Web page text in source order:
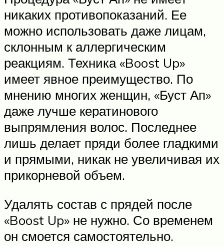
никаких противопоказаний. Ее
можно использовать даже лицам,
склонным к аллергическим
реакциям. Техника «Boost Up»
имеет явное преимущество. По
мнению многих женщин, «Буст Ап»
даже лучше кератинового
выпрямления волос. Последнее
лишь делает пряди более гладкими
и прямыми, никак не увеличивая их
прикорневой объем.
Удалять состав с прядей после
«Boost Up» не нужно. Со временем
он смоется самостоятельно.